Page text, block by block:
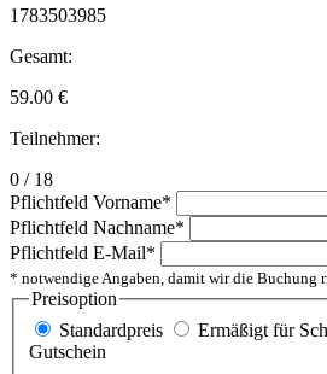
1783503985
Gesamt:
59.00 €
Teilnehmer:
0 / 18
Pflichtfeld Vorname*
Pflichtfeld Nachname*
Pflichtfeld E-Mail*
* notwendige Angaben, damit wir die Buchung
Preisoption
Standardpreis
Ermäßigt für
Gutschein